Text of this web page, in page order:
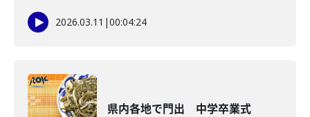
2026.03.11 |00:04:24
県内各地で門出 中学卒業式